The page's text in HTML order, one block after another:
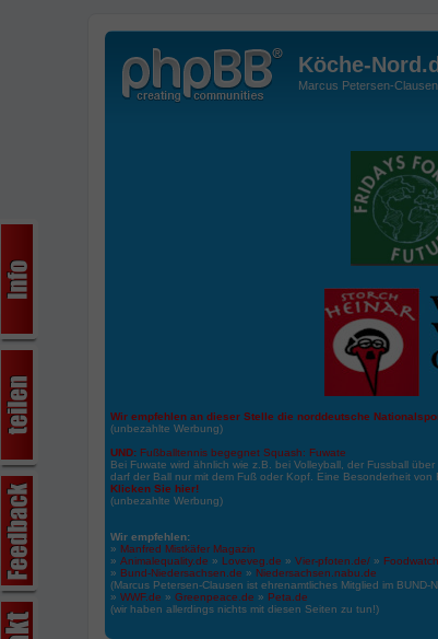
Köche-
Marcus Petersen-
Wir empfehlen an dieser Stelle die norddeutsche
(unbezahlte Werbung)
UND: Fußballtennis begegnet Squash: Fuwate
Bei Fuwate wird ähnlich wie z.B. bei Volleyball, der Fussball
darf der Ball nur mit dem Fuß oder Kopf. Eine Besonderheit
Klicken Sie hier!
(unbezahlte Werbung)
Wir empfehlen:
» Manfred Mistkäfer Magazin
» Animalequality.de » Loveveg.de » Vier-pfoten.de/ »
» Bund-Niedersachsen.de » Niedersachsen.nabu.de
(Marcus Petersen-Clausen ist ehrenamtliches Mitglied im BUND-
» WWF.de » Greenpeace.de » Peta.de
(wir haben allerdings nichts mit diesen Seiten zu tun!)